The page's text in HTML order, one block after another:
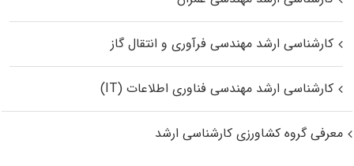
کارشناسی ارشد مهندسی فرآوری و انتقال گاز
کارشناسی ارشد مهندسی فناوری اطلاعات (IT)
معرفی گروه کشاورزی کارشناسی ارشد